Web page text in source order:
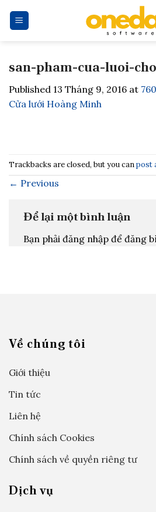
san-pham-cua-luoi-
Published 13 Tháng 9, 2016 at
Cửa lưới Hoàng Minh
Trackbacks are closed, but you canpost
← Previous
Để lại một bình luận
Bạn phải đăng nhập để đăng
Về chúng tôi
Giới thiệu
Tin tức
Liên hệ
Chính sách Cookies
Chính sách về quyền riêng tư
Dịch vụ